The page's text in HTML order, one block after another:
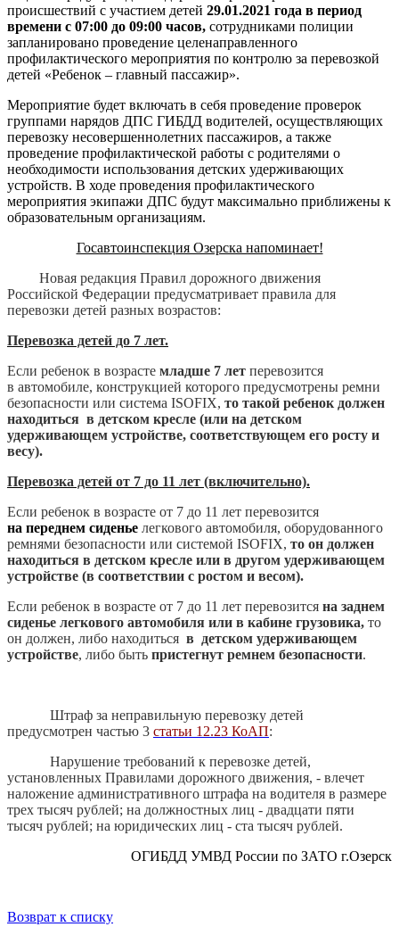
происшествий с участием детей 29.01.2021 года в период
времени с 07:00 до 09:00 часов, сотрудниками полиции
запланировано проведение целенаправленного
профилактического мероприятия по контролю за перевозкой
детей «Ребенок – главный пассажир».
Мероприятие будет включать в себя проведение проверок
группами нарядов ДПС ГИБДД водителей, осуществляющих
перевозку несовершеннолетних пассажиров, а также
проведение профилактической работы с родителями о
необходимости использования детских удерживающих
устройств. В ходе проведения профилактического
мероприятия экипажи ДПС будут максимально приближены к
образовательным организациям.
Госавтоинспекция Озерска напоминает!
Новая редакция Правил дорожного движения
Российской Федерации предусматривает правила для
перевозки детей разных возрастов:
Перевозка детей до 7 лет.
Если ребенок в возрасте младше 7 лет перевозится
в автомобиле, конструкцией которого предусмотрены ремни
безопасности или система ISOFIX, то такой ребенок должен
находиться в детском кресле (или на детском
удерживающем устройстве, соответствующем его росту и
весу).
Перевозка детей от 7 до 11 лет (включительно).
Если ребенок в возрасте от 7 до 11 лет перевозится
на переднем сиденье легкового автомобиля, оборудованного
ремнями безопасности или системой ISOFIX, то он должен
находиться в детском кресле или в другом удерживающем
устройстве (в соответствии с ростом и весом).
Если ребенок в возрасте от 7 до 11 лет перевозится на заднем
сиденье легкового автомобиля или в кабине грузовика, то
он должен, либо находиться в детском удерживающем
устройстве, либо быть пристегнут ремнем безопасности.
Штраф за неправильную перевозку детей
предусмотрен частью 3 статьи 12.23 КоАП:
Нарушение требований к перевозке детей,
установленных Правилами дорожного движения, - влечет
наложение административного штрафа на водителя в размере
трех тысяч рублей; на должностных лиц - двадцати пяти
тысяч рублей; на юридических лиц - ста тысяч рублей.
ОГИБДД УМВД России по ЗАТО г.Озерск
Возврат к списку